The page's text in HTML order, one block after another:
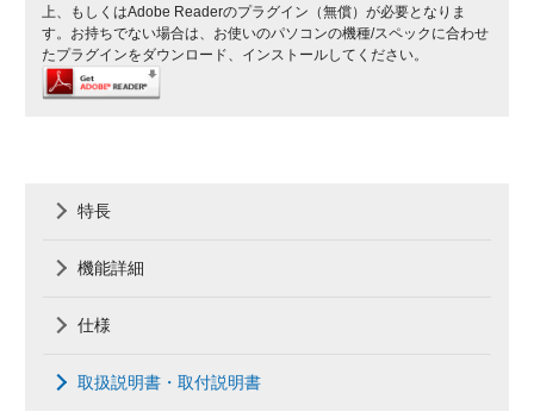
上、もしくはAdobe Readerのプラグイン（無償）が必要となりま
す。お持ちでない場合は、お使いのパソコンの機種/スペックに合わせ
たプラグインをダウンロード、インストールしてください。
特長
機能詳細
仕様
取扱説明書・取付説明書